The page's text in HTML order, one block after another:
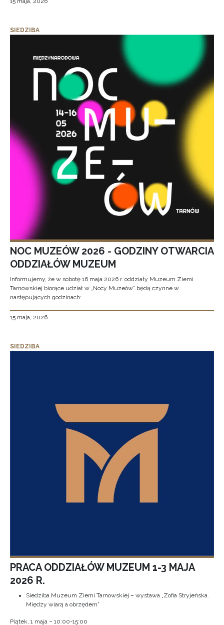
SIEDZIBA
NOC MUZEÓW 2026 - GODZINY OTWARCIA
ODDZIAŁÓW MUZEUM
Informujemy, że w sobotę 16 maja 2026 r. oddziały Muzeum Ziemi
Tarnowskiej biorące udział w „Nocy Muzeów” będą czynne w
następujących godzinach:
15 maja, 2026
SIEDZIBA
PRACA ODDZIAŁÓW MUZEUM 1-3 MAJA
2026 R.
Siedziba Muzeum Ziemi Tarnowskiej – wystawa „Zofia Stryjeńska.
Między wiarą a obrzędem”
Piątek, 1 maja – 10:00-15:00